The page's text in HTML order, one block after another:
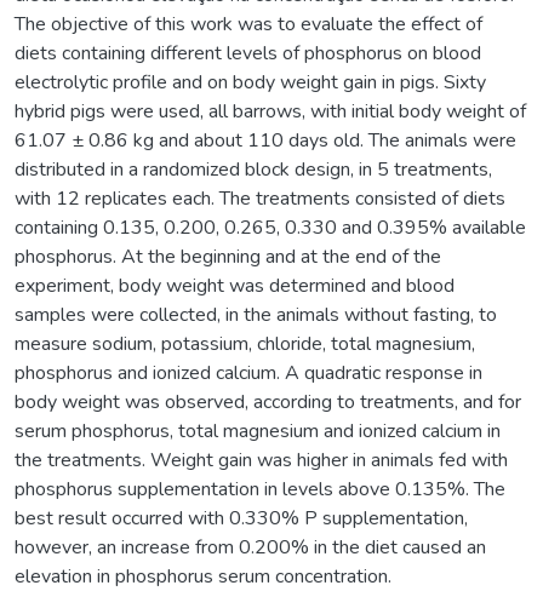
The objective of this work was to evaluate the effect of
diets containing different levels of phosphorus on blood
electrolytic profile and on body weight gain in pigs. Sixty
hybrid pigs were used, all barrows, with initial body weight of
61.07 ± 0.86 kg and about 110 days old. The animals were
distributed in a randomized block design, in 5 treatments,
with 12 replicates each. The treatments consisted of diets
containing 0.135, 0.200, 0.265, 0.330 and 0.395% available
phosphorus. At the beginning and at the end of the
experiment, body weight was determined and blood
samples were collected, in the animals without fasting, to
measure sodium, potassium, chloride, total magnesium,
phosphorus and ionized calcium. A quadratic response in
body weight was observed, according to treatments, and for
serum phosphorus, total magnesium and ionized calcium in
the treatments. Weight gain was higher in animals fed with
phosphorus supplementation in levels above 0.135%. The
best result occurred with 0.330% P supplementation,
however, an increase from 0.200% in the diet caused an
elevation in phosphorus serum concentration.